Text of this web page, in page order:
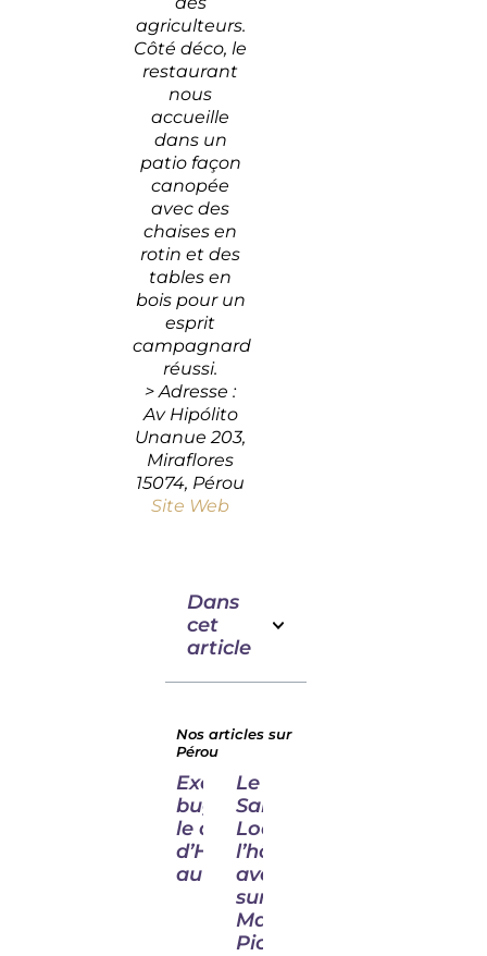
agriculteurs.
Côté déco, le
restaurant
nous
accueille
dans un
patio façon
canopée
avec des
chaises en
rotin et des
tables en
bois pour un
esprit
campagnard
réussi.
> Adresse :
Av Hipólito
Unanue 203,
Miraflores
15074, Pérou
Site Web
Dans
cet
article
Nos articles sur
Pérou
Excursion en
buggy dans
le désert
d’Huacachina
au Pérou
Le
Sanctuary
Lodge,
l’hôtel
avec vue
sur le
Machu
Picchu